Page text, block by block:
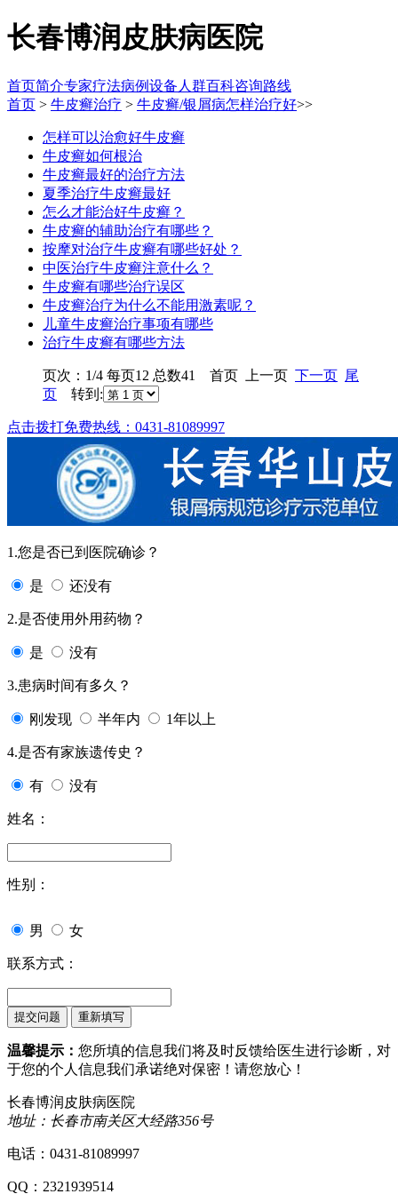
长春博润皮肤病医院
首页简介专家疗法病例设备 人群百科咨询路线
首页 > 牛皮癣治疗 > 牛皮癣/银屑病怎样治疗好>>
怎样可以治愈好牛皮癣
牛皮癣如何根治
牛皮癣最好的治疗方法
夏季治疗牛皮癣最好
怎么才能治好牛皮癣？
牛皮癣的辅助治疗有哪些？
按摩对治疗牛皮癣有哪些好处？
中医治疗牛皮癣注意什么？
牛皮癣有哪些治疗误区
牛皮癣治疗为什么不能用激素呢？
儿童牛皮癣治疗事项有哪些
治疗牛皮癣有哪些方法
页次：1/4 每页12 总数41 首页 上一页 下一页 尾
页 转到:
点击拨打免费热线：0431-81089997
1.您是否已到医院确诊？
是 还没有
2.是否使用外用药物？
是 没有
3.患病时间有多久？
刚发现 半年内 1年以上
4.是否有家族遗传史？
有 没有
姓名：
性别：
男 女
联系方式：
温馨提示： 您所填的信息我们将及时反馈给医生进行诊断，对
于您的个人信息我们承诺绝对保密！请您放心！
长春博润皮肤病医院
地址：长春市南关区大经路356号
电话：0431-81089997
QQ：2321939514